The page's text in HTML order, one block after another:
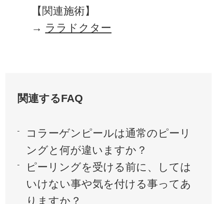
【関連施術】
→ ララドクター
関連するFAQ
コラーゲンピールは通常のピーリ
ングと何が違いますか？
ピーリングを受ける前に、しては
いけない事や気を付ける事ってあ
りますか？